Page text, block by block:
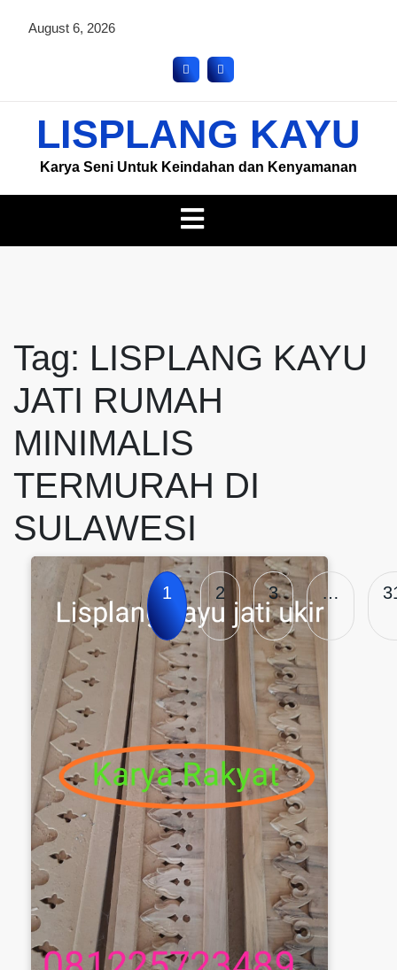
August 6, 2026
LISPLANG KAYU
Karya Seni Untuk Keindahan dan Kenyamanan
Tag: LISPLANG KAYU
JATI RUMAH
MINIMALIS
TERMURAH DI
SULAWESI
1 2 3 …